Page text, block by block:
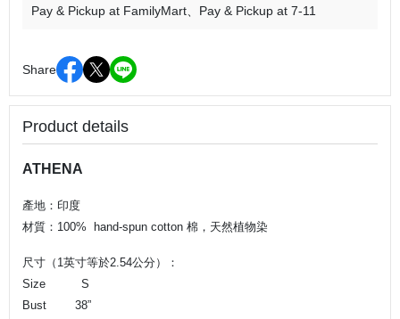
Pay & Pickup at FamilyMart
Pay & Pickup at 7-11
Share
Product details
ATHENA
產地：印度
材質：100% hand-spun cotton 棉 ， 天然植物染
尺寸（1英寸等於2.54公分）：
Size S
Bust 38”